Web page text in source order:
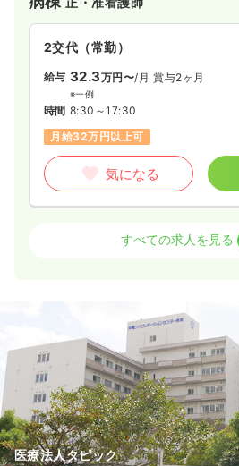
護に携わりたい方へオススメの環境で
2交代（常勤）
給与 32.3万円〜/月 賞与2ヶ月
※一例
時間 8:30～17:30
月給32万円以上可
気になる
正・准看護師
賞与2ヶ月
時間 8:30～17:30
（休憩60分）
日祝休み
月給27万円以上可
気になる
すべての求人を見る
医療法人タピック